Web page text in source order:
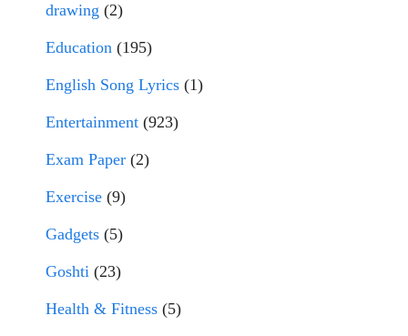
drawing (2)
Education (195)
English Song Lyrics (1)
Entertainment (923)
Exam Paper (2)
Exercise (9)
Gadgets (5)
Goshti (23)
Health & Fitness (5)